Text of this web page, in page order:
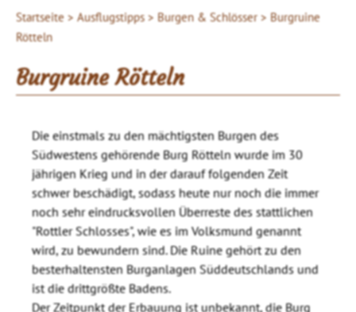
Startseite > Ausflugstipps > Burgen & Schlösser > Burgruine
Rötteln
Burgruine Rötteln
Die einstmals zu den mächtigsten Burgen des
Südwestens gehörende Burg Rötteln wurde im 30
jährigen Krieg und in der darauf folgenden Zeit
schwer beschädigt, sodass heute nur noch die immer
noch sehr eindrucksvollen Überreste des stattlichen
"Rottler Schlosses", wie es im Volksmund genannt
wird, zu bewundern sind. Die Ruine gehört zu den
besterhaltensten Burganlagen Süddeutschlands und
ist die drittgrößte Badens.
Der Zeitpunkt der Erbauung ist unbekannt, die Burg